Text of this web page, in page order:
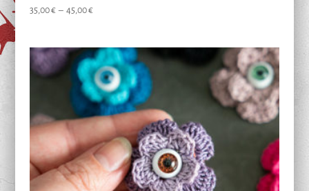
35,00€ – 45,00€Plage
35,00 €
à
45,00 €